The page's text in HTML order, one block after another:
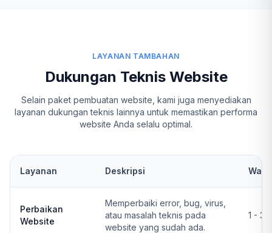
LAYANAN TAMBAHAN
Dukungan Teknis Website
Selain paket pembuatan website, kami juga menyediakan
layanan dukungan teknis lainnya untuk memastikan performa
website Anda selalu optimal.
Layanan Deskripsi
Perbaikan
Website
Memperbaiki error, bug, virus,
atau masalah teknis pada
website yang sudah ada.
1 - 3